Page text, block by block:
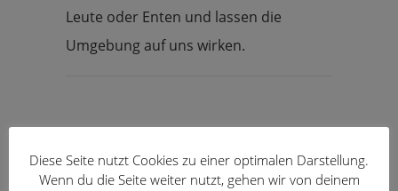
Leute oder Enten und lassen die
Umgebung auf uns wirken.
Diese Seite nutzt Cookies zu einer optimalen Darstellung.
Wenn du die Seite weiter nutzt, gehen wir von deinem